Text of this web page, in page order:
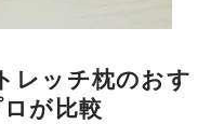
レッチ枕のおす
が比較